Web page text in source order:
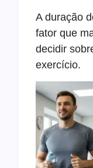
A duração
fator que
decidir
exercício.